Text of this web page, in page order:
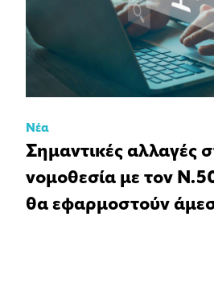
Νέα
Σημαντικές αλλαγές
νομοθεσία με τον
θα εφαρμοστούν